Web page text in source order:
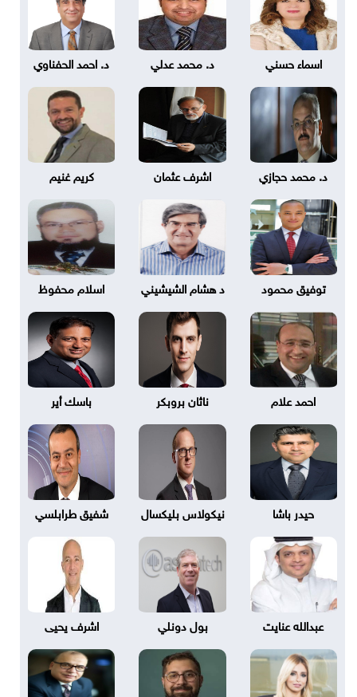
اسماء حسني د. محمد عدلي د. احمد الحفناوي
د. محمد حجازي اشرف عثمان كريم غنيم
توفيق محمود د هشام الشيشيني اسلام محفوظ
احمد علام ناثان بروبكر باسك أير
حيدر باشا نيكولاس بليكسال شفيق طرابلسي
عبدالله عنايت بول دونلي اشرف يحيى